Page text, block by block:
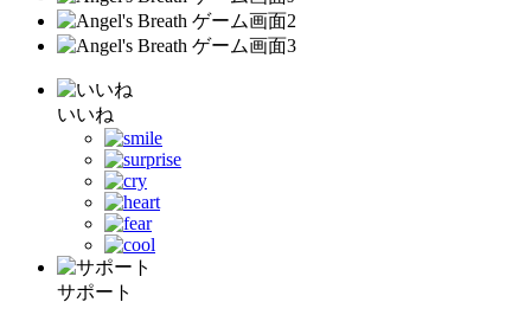
いいね
サポート